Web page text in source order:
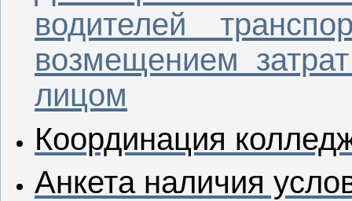
водителей
возмещением
лицом
Координация
Анкета наличия